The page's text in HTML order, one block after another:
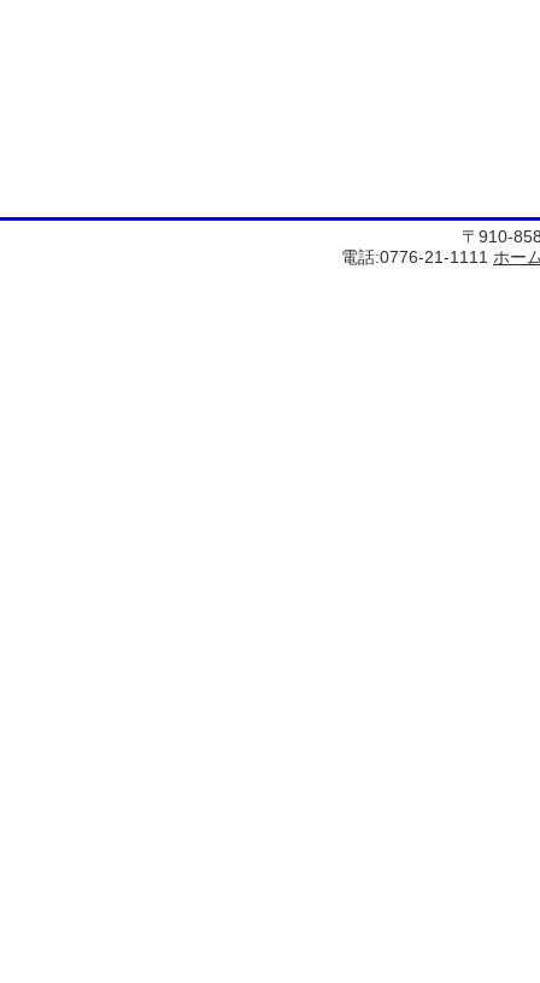
〒910-
電話:0776-21-1111 ホー